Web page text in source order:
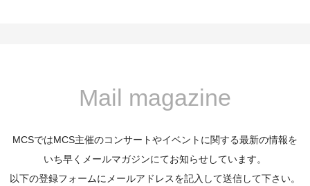
Mail magazine
MCSではMCS主催のコンサートやイベントに関する最新の情報を
いち早くメールマガジンにてお知らせしています。
以下の登録フォームにメールアドレスを記入して送信して下さい。